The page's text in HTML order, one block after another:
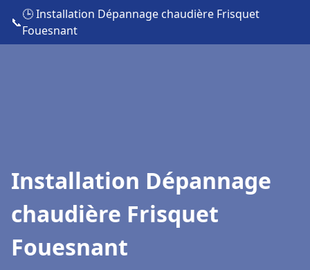
📞
🕒 Installation Dépannage chaudière Frisquet
Fouesnant
Installation Dépannage
chaudière Frisquet
Fouesnant